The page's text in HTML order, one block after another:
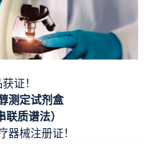
证！
测定试剂盒
联质谱法）
械注册证！